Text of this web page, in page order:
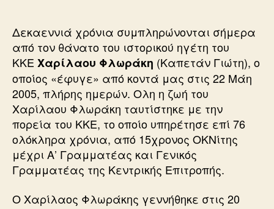
Δεκαεννιά χρόνια συμπληρώνονται σήμερα
από τον θάνατο του ιστορικού ηγέτη του
ΚΚΕ Χαρίλαου Φλωράκη (Καπετάν Γιώτη), ο
οποίος «έφυγε» από κοντά μας στις 22 Μάη
2005, πλήρης ημερών. Ολη η ζωή του
Χαρίλαου Φλωράκη ταυτίστηκε με την
πορεία του ΚΚΕ, το οποίο υπηρέτησε επί 76
ολόκληρα χρόνια, από 15χρονος ΟΚΝίτης
μέχρι Α’ Γραμματέας και Γενικός
Γραμματέας της Κεντρικής Επιτροπής.
Ο Χαρίλαος Φλωράκης γεννήθηκε στις 20